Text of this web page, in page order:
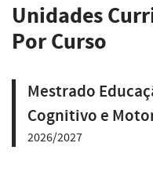
Unidades
Por Curso
Mestrado
Cognitivo e
2026/2027